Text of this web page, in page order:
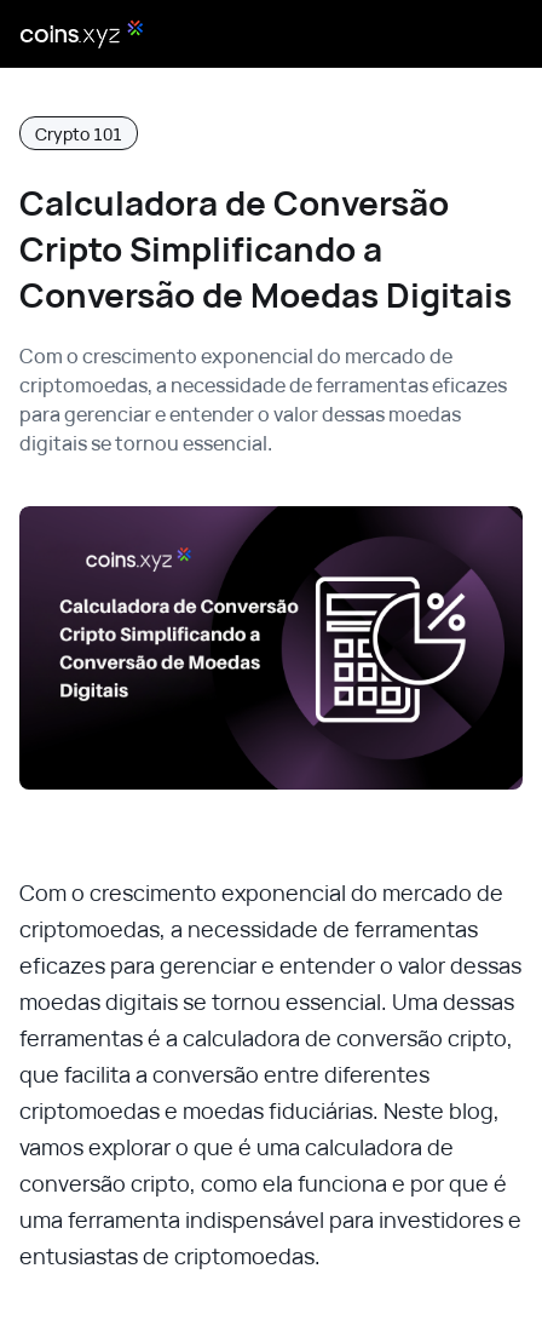
Crypto 101
Calculadora de Conversão
Cripto Simplificando a
Conversão de Moedas Digitais
Com o crescimento exponencial do mercado de
criptomoedas, a necessidade de ferramentas eficazes
para gerenciar e entender o valor dessas moedas
digitais se tornou essencial.
Com o crescimento exponencial do mercado de
criptomoedas, a necessidade de ferramentas
eficazes para gerenciar e entender o valor dessas
moedas digitais se tornou essencial. Uma dessas
ferramentas é a calculadora de conversão cripto,
que facilita a conversão entre diferentes
criptomoedas e moedas fiduciárias. Neste blog,
vamos explorar o que é uma calculadora de
conversão cripto, como ela funciona e por que é
uma ferramenta indispensável para investidores e
entusiastas de criptomoedas.